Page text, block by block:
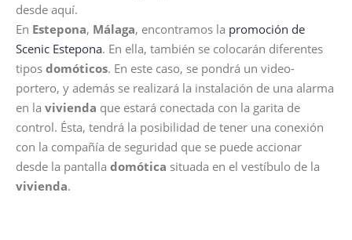
desde aquí.
En Estepona, Málaga, encontramos la promoción de
Scenic Estepona. En ella, también se colocarán diferentes
tipos domóticos. En este caso, se pondrá un video-
portero, y además se realizará la instalación de una alarma
en la vivienda que estará conectada con la garita de
control. Ésta, tendrá la posibilidad de tener una conexión
con la compañía de seguridad que se puede accionar
desde la pantalla domótica situada en el vestíbulo de la
vivienda.